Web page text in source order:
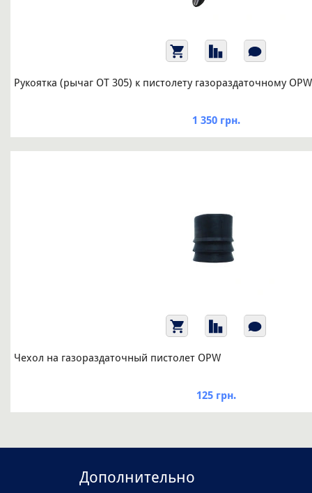
Рукоятка (рычаг ОТ 305) к пистолету газораздаточному OPW
1 350 грн.
Чехол на газораздаточный пистолет OPW
125 грн.
Дополнительно